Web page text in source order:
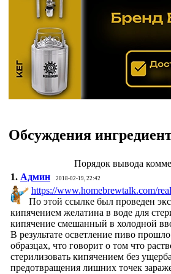
Обсуждения
Порядок вывода
1. Админ 2018-02-19, 22:42
https://www.homebrewtalk.com/
По этой ссылке был проведен
кипячением желатина в воде для
кипячение смешанный в холодной
В результате осветление пиво
образцах, что говорит о том что
стерилизовать кипячением без
предотвращения лишних точек